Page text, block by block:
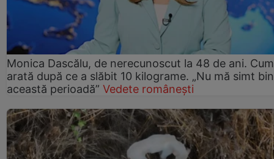
Monica Dascălu, de nerecunoscut la 48 de ani. Cum
arată după ce a slăbit 10 kilograme. „Nu mă simt
această perioadă” Vedete românești